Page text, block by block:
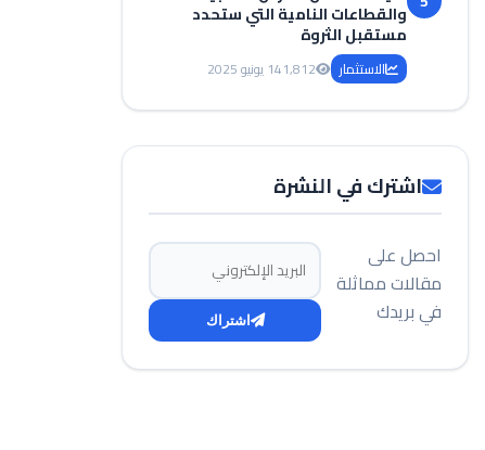
والقطاعات النامية التي ستحدد
مستقبل الثروة
الاستثمار 1,81214 يونيو 2025
اشترك في النشرة
احصل على
مقالات مماثلة
في بريدك
البريد الإلكتروني
اشتراك